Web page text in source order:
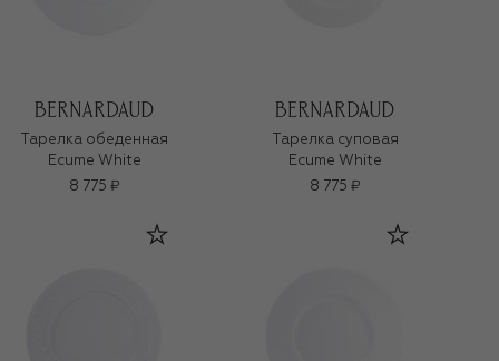
Тарелка обеденная
Ecume White
8 775 ₽
Тарелка суповая
Ecume White
8 775 ₽